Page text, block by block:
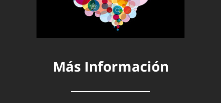
Más Información